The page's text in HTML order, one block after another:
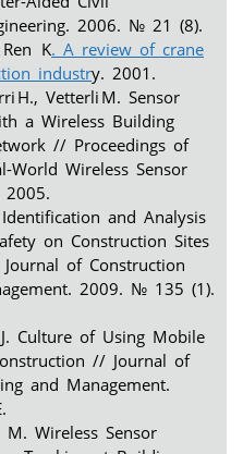
2006. № 21 (8).
K. A review of crane
industry. 2001.
H., Vetterli M. Sensor
a Wireless Building
// Proceedings of
World Wireless Sensor
2005.
and Analysis
on Construction Sites
of Construction
2009. № 135 (1).
Culture of Using Mobile
// Journal of
and Management.
Wireless Sensor